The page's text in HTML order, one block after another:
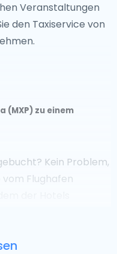
Veranstaltungen
den Taxiservice von
(MXP) zu einem
Kein Problem,
Flughafen